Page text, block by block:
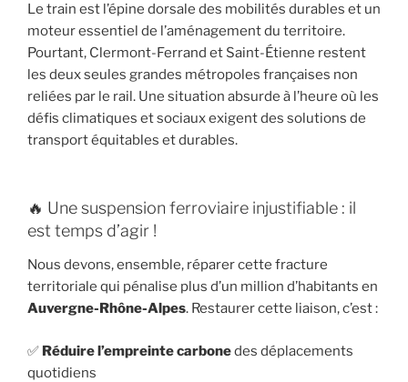
Le train est l’épine dorsale des mobilités durables et un
moteur essentiel de l’aménagement du territoire.
Pourtant, Clermont-Ferrand et Saint-Étienne restent
les deux seules grandes métropoles françaises non
reliées par le rail. Une situation absurde à l’heure où les
défis climatiques et sociaux exigent des solutions de
transport équitables et durables.
🔥 Une suspension ferroviaire injustifiable : il
est temps d’agir !
Nous devons, ensemble, réparer cette fracture
territoriale qui pénalise plus d’un million d’habitants en
Auvergne-Rhône-Alpes. Restaurer cette liaison, c’est :
✅ Réduire l’empreinte carbonedes déplacements
quotidiens